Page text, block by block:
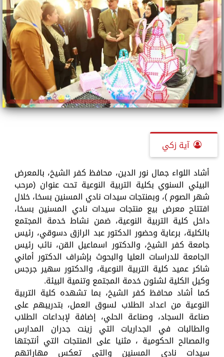
آية زكي
أشاد اللواء جمال نور الدين، محافظ كفر الشيخ، بالمعرض
البيئي السنوي بكلية التربية النوعية تحت عنوان (مرحب
شهر الصوم )، وبمنتجات سيدات نادي المسنين بسخا، خلال
افتتاح معرض بيع منتجات سيدات نادي المسنين بسخا،
داخل كلية التربية النوعية، ضمن نشاط خدمة المجتمع
بالكلية، برعاية وحضور الدكتور عبد الرازق دسوقي، رئيس
جامعة كفر الشيخ، والدكتور اسماعيل القن، نائب رئيس
الجامعة للدراسات العليا والبحوث بإشراف الدكتور أماني
شاكر عميد كلية التربية النوعية، والدكتور سهير جرجس
وكيل الكلية لشئون خدمة المجتمع وتنمية البيئة.
كما أشاد محافظ كفر الشيخ، بما تشهده كلية التربية
النوعية من اعداد الطلاب لسوق العمل، بتدريبهم على
صناعة السجاد، وصناعة الحلي، إضافة لإبداعات الطلاب
والطالبات في الجداريات التي زينت جدران المدارس
والمصالح الحكومية ، مثنيا على المنتجات التي أنتجتها
سيدات نادي المسنين والتي تعكس مهاراتهم